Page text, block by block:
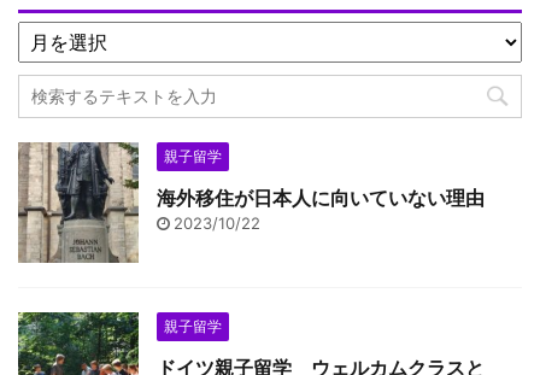
親子留学
海外移住が日本人に向いていない理由
2023/10/22
親子留学
ドイツ親子留学 ウェルカムクラスと